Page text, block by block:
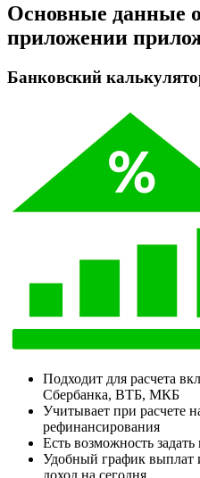
Основные данные
приложении
Банковский
Подходит для расчета
Сбербанка, ВТБ, МКБ
Учитывает при расчете
рефинансирования
Есть возможность
Удобный график выплат